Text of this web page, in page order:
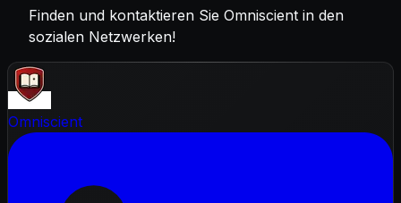
Finden und kontaktieren Sie Omniscient in den
sozialen Netzwerken!
Omniscient